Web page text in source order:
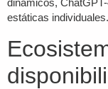
dinámicos,
estáticas individuales.